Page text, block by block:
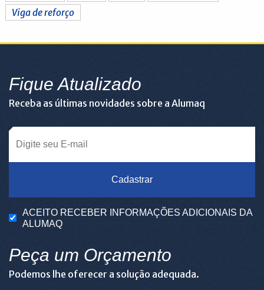
Viga de reforço
Fique Atualizado
Receba as últimas novidades sobre a Alumaq
Cadastrar
ACEITO RECEBER INFORMAÇÕES ADICIONAIS DA
ALUMAQ
Peça um Orçamento
Podemos lhe oferecer a solução adequada.